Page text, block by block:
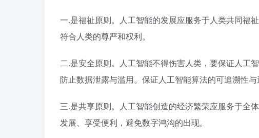
一.是福祉原则。人工智能的发展应服务于人类共同福
符合人类的尊严和权利。
二.是安全原则。人工智能不得伤害人类，要保证人工
防止数据泄露与滥用。保证人工智能算法的可追溯性与
三.是共享原则。人工智能创造的经济繁荣应服务于全
发展、享受便利，避免数字鸿沟的出现。